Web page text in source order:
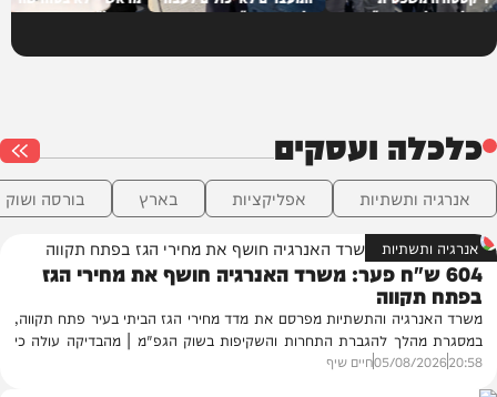
מתחיל" על סדר היום" השתלטה על המדינה"
כלכלה ועסקים
אנרגיה ותשתיות אפליקציות בארץ בורסה ושוק
אנרגיה ותשתיות
604 ש"ח פער: משרד האנרגיה חושף את מחירי הגז
בפתח תקווה
משרד האנרגיה והתשתיות מפרסם את מדד מחירי הגז הביתי בעיר פתח תקווה,
במסגרת מהלך להגברת התחרות והשקיפות בשוק הגפ"מ | מהבדיקה עולה כי
קיימים פערים משמעותיים בין ספקי הגז, שיכולים להגיע למאות שקלים בשנה
עבור משפחות.
20:58
05/08/2026חיים שיף